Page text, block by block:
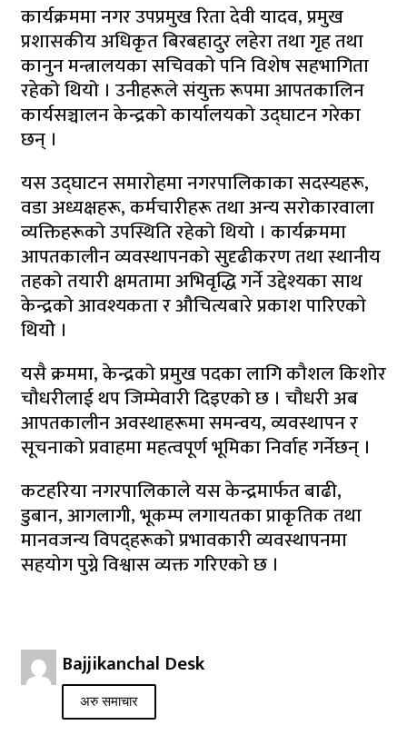
कार्यक्रममा नगर उपप्रमुख रिता देवी यादव, प्रमुख
प्रशासकीय अधिकृत बिरबहादुर लहेरा तथा गृह तथा
कानुन मन्त्रालयका सचिवको पनि विशेष सहभागिता
रहेको थियो । उनीहरूले संयुक्त रूपमा आपतकालिन
कार्यसञ्चालन केन्द्रको कार्यालयको उद्घाटन गरेका
छन् ।
यस उद्घाटन समारोहमा नगरपालिकाका सदस्यहरू,
वडा अध्यक्षहरू, कर्मचारीहरू तथा अन्य सरोकारवाला
व्यक्तिहरूको उपस्थिति रहेको थियो । कार्यक्रममा
आपतकालीन व्यवस्थापनको सुदृढीकरण तथा स्थानीय
तहको तयारी क्षमतामा अभिवृद्धि गर्ने उद्देश्यका साथ
केन्द्रको आवश्यकता र औचित्यबारे प्रकाश पारिएकाे
थियोे ।
यसै क्रममा, केन्द्रको प्रमुख पदका लागि कौशल किशोर
चौधरीलाई थप जिम्मेवारी दिइएको छ । चौधरी अब
आपतकालीन अवस्थाहरूमा समन्वय, व्यवस्थापन र
सूचनाको प्रवाहमा महत्वपूर्ण भूमिका निर्वाह गर्नेछन् ।
कटहरिया नगरपालिकाले यस केन्द्रमार्फत बाढी,
डुबान, आगलागी, भूकम्प लगायतका प्राकृतिक तथा
मानवजन्य विपद्हरूको प्रभावकारी व्यवस्थापनमा
सहयोग पुग्ने विश्वास व्यक्त गरिएको छ ।
Bajjikanchal Desk
अरु समाचार